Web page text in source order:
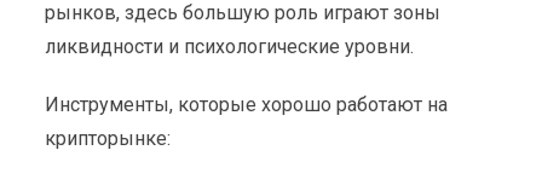
рынков, здесь большую роль играют зоны
ликвидности и психологические уровни.
Инструменты, которые хорошо работают на
крипторынке: